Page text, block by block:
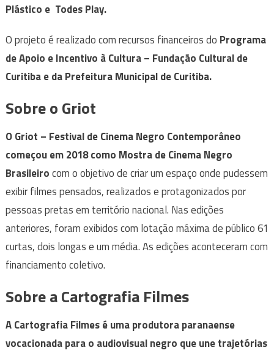
Plástico e Todes Play.
O projeto é realizado com recursos financeiros do Programa
de Apoio e Incentivo à Cultura – Fundação Cultural de
Curitiba e da Prefeitura Municipal de Curitiba.
Sobre o Griot
O Griot – Festival de Cinema Negro Contemporâneo
começou em 2018 como Mostra de Cinema Negro
Brasileirocom o objetivo de criar um espaço onde pudessem
exibir filmes pensados, realizados e protagonizados por
pessoas pretas em território nacional. Nas edições
anteriores, foram exibidos com lotação máxima de público 61
curtas, dois longas e um média. As edições aconteceram com
financiamento coletivo.
Sobre a Cartografia Filmes
A Cartografia Filmes é uma produtora paranaense
vocacionada para o audiovisual negro que une trajetórias